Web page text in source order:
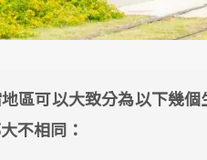
區可以大致分為以下幾
不相同：